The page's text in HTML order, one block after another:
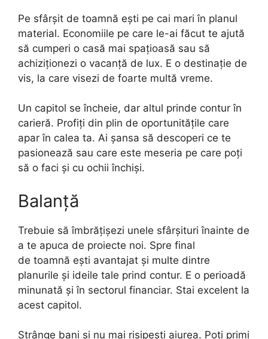
Pe sfârșit de toamnă ești pe cai mari în planul
material. Economiile pe care le-ai făcut te ajută
să cumperi o casă mai spațioasă sau să
achiziționezi o vacanță de lux. E o destinație de
vis, la care visezi de foarte multă vreme.
Un capitol se încheie, dar altul prinde contur în
carieră. Profiți din plin de oportunitățile care
apar în calea ta. Ai șansa să descoperi ce te
pasionează sau care este meseria pe care poți
să o faci și cu ochii închiși.
Balanță
Trebuie să îmbrățișezi unele sfârșituri înainte de
a te apuca de proiecte noi. Spre final
de toamnă ești avantajat și multe dintre
planurile și ideile tale prind contur. E o perioadă
minunată și în sectorul financiar. Stai excelent la
acest capitol.
Strânge bani și nu mai risipești aiurea. Poți primi